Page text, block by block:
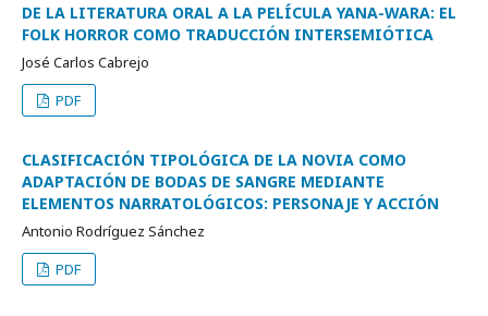
DE LA LITERATURA ORAL A LA PELÍCULA YANA-WARA: EL
FOLK HORROR COMO TRADUCCIÓN INTERSEMIÓTICA
José Carlos Cabrejo
PDF
CLASIFICACIÓN TIPOLÓGICA DE LA NOVIA COMO
ADAPTACIÓN DE BODAS DE SANGRE MEDIANTE
ELEMENTOS NARRATOLÓGICOS: PERSONAJE Y ACCIÓN
Antonio Rodríguez Sánchez
PDF